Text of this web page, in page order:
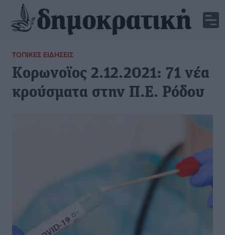
ΤΟΠΙΚΈΣ ΕΙΔΉΣΕΙΣ
Κορωνοϊος 2.12.2021: 71 νέα
κρούσματα στην Π.Ε. Ρόδου